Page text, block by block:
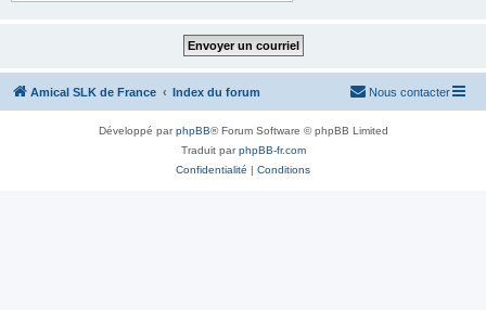
Amical SLK de France Index du forum Nous contacter
Développé parphpBB® Forum Software © phpBB Limited
Traduit parphpBB-fr.com
Confidentialité | Conditions